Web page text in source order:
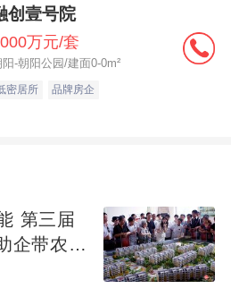
间问题
楼市新政，广东省城规
限购范围、放宽企业购
手住房价格自2021年5月
创壹号院
万元/套
阳-朝阳公园/建面0-0m²
密居所 品牌房企
企带农短